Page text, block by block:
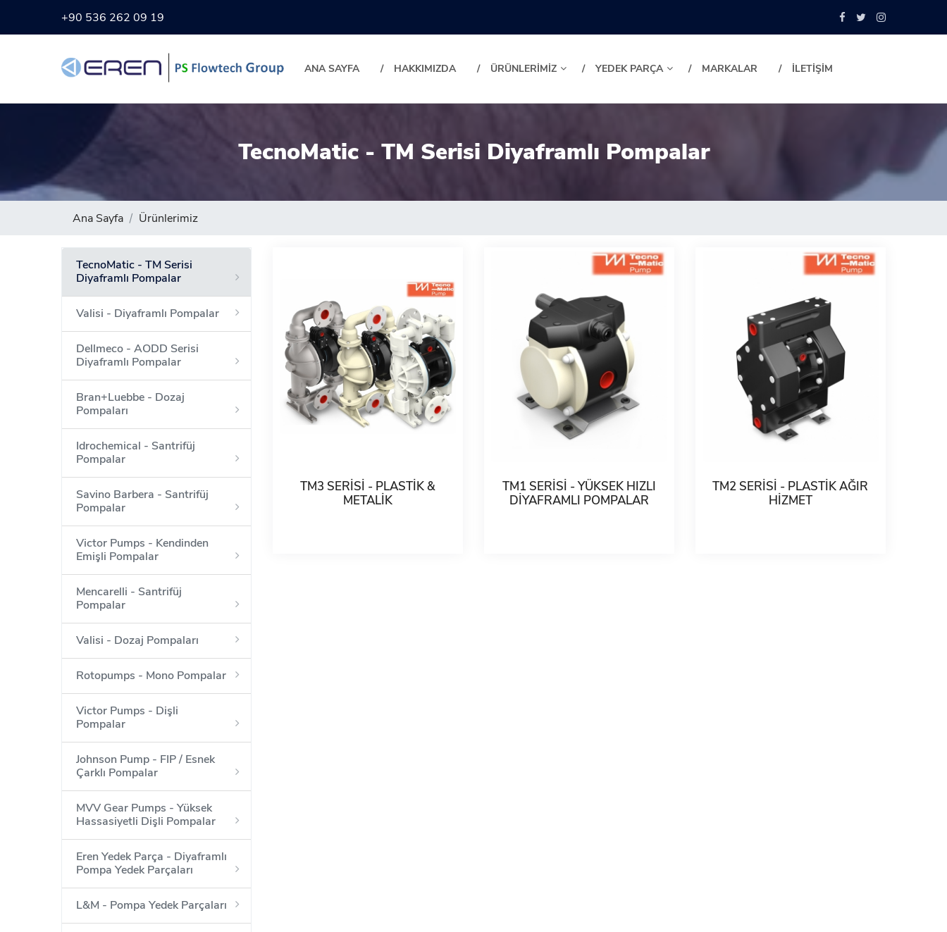
+90 536 262 09 19
ANA SAYFA HAKKIMIZDA ÜRÜNLERİMİZ YEDEK PARÇA MARKALAR İLETİŞİM
TecnoMatic - TM Serisi Diyaframlı Pompalar
Ana Sayfa Ürünlerimiz
TecnoMatic - TM Serisi
Diyaframlı Pompalar
Valisi - Diyaframlı Pompalar
Dellmeco - AODD Serisi
Diyaframlı Pompalar
Bran+Luebbe - Dozaj
Pompaları
Idrochemical - Santrifüj
Pompalar
Savino Barbera - Santrifüj
Pompalar
Victor Pumps - Kendinden
Emişli Pompalar
Mencarelli - Santrifüj
Pompalar
Valisi - Dozaj Pompaları
Rotopumps - Mono Pompalar
Victor Pumps - Dişli
Pompalar
Johnson Pump - FIP / Esnek
Çarklı Pompalar
MVV Gear Pumps - Yüksek
Hassasiyetli Dişli Pompalar
Eren Yedek Parça - Diyaframlı
Pompa Yedek Parçaları
L&M - Pompa Yedek Parçaları
TM3 SERİSİ - PLASTİK &
METALİK
TM1 SERİSİ - YÜKSEK HIZLI
DİYAFRAMLI POMPALAR
TM2 SERİSİ - PLASTİK AĞIR
HİZMET